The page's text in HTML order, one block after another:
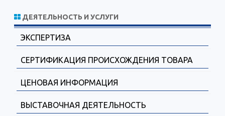
ДЕЯТЕЛЬНОСТЬ И УСЛУГИ
ЭКСПЕРТИЗА
СЕРТИФИКАЦИЯ ПРОИСХОЖДЕНИЯ ТОВАРА
ЦЕНОВАЯ ИНФОРМАЦИЯ
ВЫСТАВОЧНАЯ ДЕЯТЕЛЬНОСТЬ